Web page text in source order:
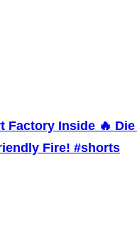
Factory Inside 🔥
Fire! #shorts